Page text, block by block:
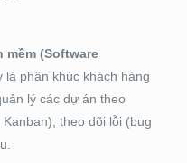
mềm (Software
là phân khúc khách hàng
lý các dự án theo
theo dõi lỗi (bug